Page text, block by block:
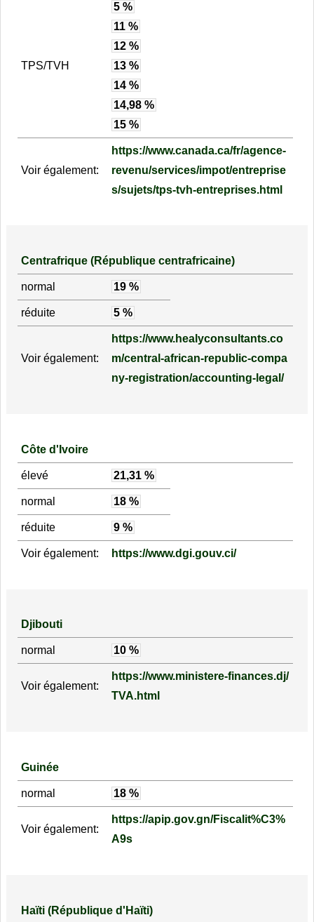
TPS/TVH
5 %
11 %
12 %
13 %
14 %
14,98 %
15 %
Voir également:
https://www.canada.ca/fr/agence-
revenu/services/impot/entreprise
s/sujets/tps-tvh-entreprises.html
Centrafrique (République centrafricaine)
normal 19 %
réduite 5 %
Voir également:
https://www.healyconsultants.co
m/central-african-republic-compa
ny-registration/accounting-legal/
Côte d'Ivoire
élevé 21,31 %
normal 18 %
réduite 9 %
Voir également: https://www.dgi.gouv.ci/
Djibouti
normal 10 %
Voir également:
https://www.ministere-finances.dj/
TVA.html
Guinée
normal 18 %
Voir également:
https://apip.gov.gn/Fiscalit%C3%
A9s
Haïti (République d'Haïti)